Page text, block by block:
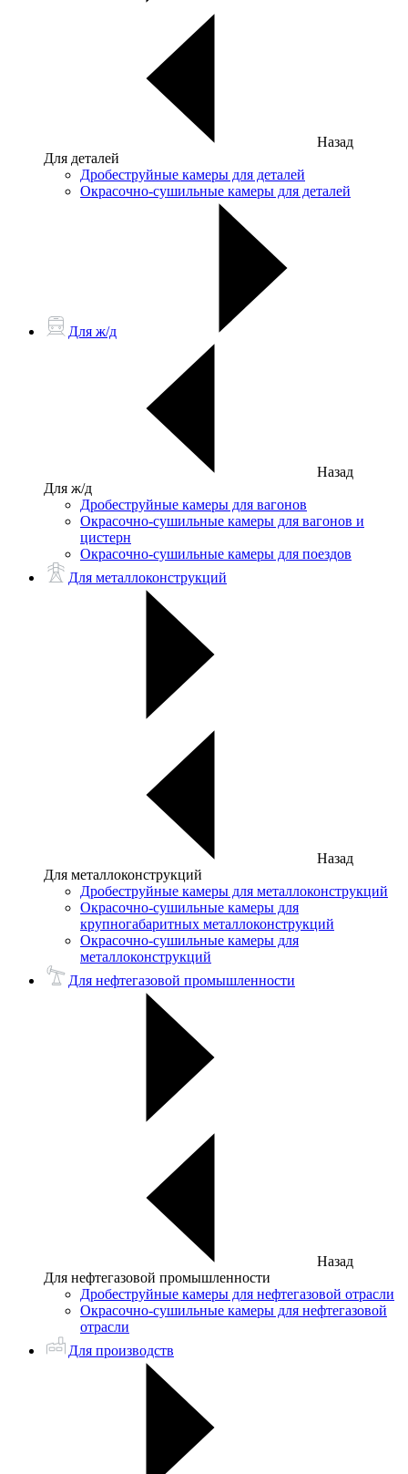
Назад
Для деталей
Дробеструйные камеры для деталей
Окрасочно-сушильные камеры для деталей
Для ж/д
Назад
Для ж/д
Дробеструйные камеры для вагонов
Окрасочно-сушильные камеры для вагонов и
цистерн
Окрасочно-сушильные камеры для поездов
Для металлоконструкций
Назад
Для металлоконструкций
Дробеструйные камеры для металлоконструкций
Окрасочно-сушильные камеры для
крупногабаритных металлоконструкций
Окрасочно-сушильные камеры для
металлоконструкций
Для нефтегазовой промышленности
Назад
Для нефтегазовой промышленности
Дробеструйные камеры для нефтегазовой отрасли
Окрасочно-сушильные камеры для нефтегазовой
отрасли
Для производств